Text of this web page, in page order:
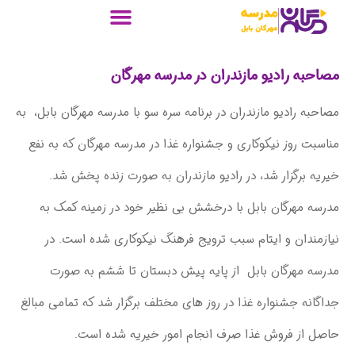
مصاحبه رادیو مازندران در مدرسه مهرگان
مصاحبه رادیو مازندران در برنامه سره سو با مدرسه مهرگان بابل، به
مناسبت روز نیکوکاری و جشنواره غذا در مدرسه مهرگان که به نفع
خیریه برگزار شد، در رادیو مازندران به صورت زنده پخش شد.
مدرسه مهرگان بابل با درخشش بی نظیر خود در زمینه کمک به
نیازمندان و ایتام سبب ترویج فرهنگ نیکوکاری شده است. در
مدرسه مهرگان بابل از پایه پیش دبستان تا ششم به صورت
جداگانه جشنواره غذا در روز های مختلف برگزار شد که تمامی مبالغ
حاصل از فروش غذا صرف انجام امور خیریه شده است.